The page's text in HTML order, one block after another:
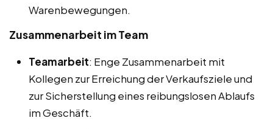
Warenbewegungen.
Zusammenarbeit im Team
Teamarbeit: Enge Zusammenarbeit mit
Kollegen zur Erreichung der Verkaufsziele und
zur Sicherstellung eines reibungslosen Ablaufs
im Geschäft.